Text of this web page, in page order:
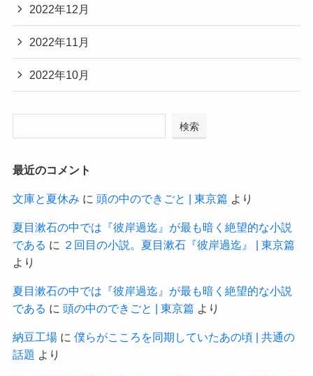
2022年12月
2022年11月
2022年10月
検索
最近のコメント
文庫と夏休み に 頭の中のできごと | 東京篇 より
夏目漱石の中では『彼岸過迄』が最も暗く絶望的な小説
である に ２回目の小説。夏目漱石『彼岸過迄』 | 東京篇
より
夏目漱石の中では『彼岸過迄』が最も暗く絶望的な小説
である に 頭の中のできごと | 東京篇 より
納豆工場に 僕らがこころを同期していたあの頃 | 共通の
話題 より